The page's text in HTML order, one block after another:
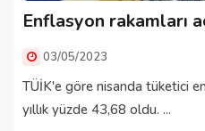
Enflasyon rakamları
03/05/2023
TÜİK'e göre nisanda tüketici
yıllık yüzde 43,68 oldu. ...